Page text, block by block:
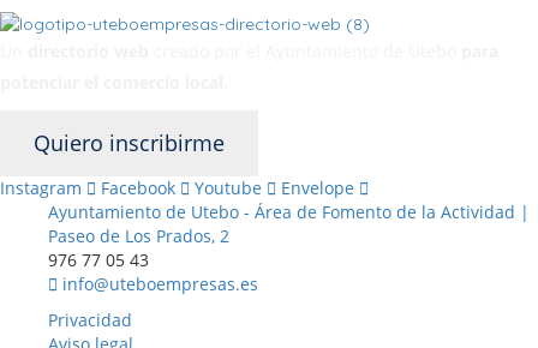
Quiero inscribirme
Instagram Facebook Youtube
Envelope
Ayuntamiento de Utebo - Área de Fomento de la Actividad |
Paseo de Los Prados, 2
976 77 05 43
info@uteboempresas.es
Privacidad